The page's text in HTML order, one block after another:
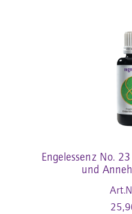
Engelessenz No.
und